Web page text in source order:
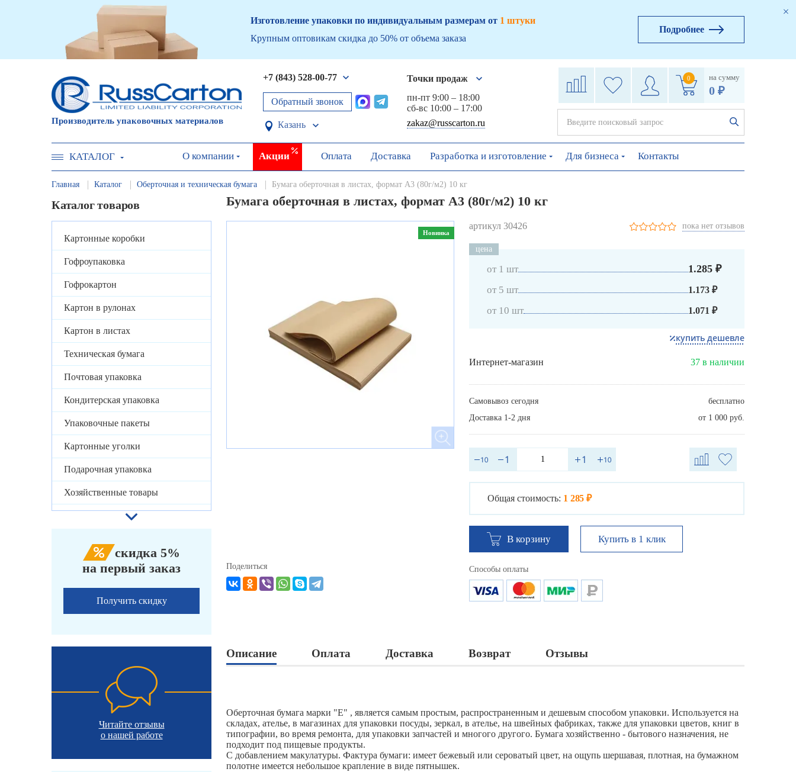
Изготовление упаковки по индивидуальным размерам от 1 штуки
Крупным оптовикам скидка до 50% от объема заказа
Подробнее
Производитель упаковочных материалов
+7 (843) 528-00-77
Обратный звонок
Казань
Точки продаж
пн-пт 9:00 – 18:00
сб-вс 10:00 – 17:00
zakaz@russcarton.ru
0 на сумму
0 ₽
КАТАЛОГ О компании Акции Оплата Доставка Разработка и изготовление Для бизнеса Контакты
Главная Каталог Оберточная и техническая бумага Бумага оберточная в листах, формат А3 (80г/м2) 10 кг
Каталог товаров
Картонные коробки
Гофроупаковка
Гофрокартон
Картон в рулонах
Картон в листах
Техническая бумага
Почтовая упаковка
Кондитерская упаковка
Упаковочные пакеты
Картонные уголки
Подарочная упаковка
Хозяйственные товары
скидка 5%
на первый заказ
Получить скидку
Читайте отзывы
о нашей работе
Бумага оберточная в листах, формат А3 (80г/м2) 10 кг
Новинка
артикул 30426 пока нет отзывов
цена
от 1 шт 1.285 ₽
от 5 шт 1.173 ₽
от 10 шт 1.071 ₽
купить дешевле
Интернет-магазин 37 в наличии
Самовывоз сегодня
бесплатно
Доставка 1-2 дня
от 1 000 руб.
Общая стоимость: 1 285 ₽
В корзину Купить в 1 клик
Поделиться Способы оплаты
Описание Оплата Доставка Возврат Отзывы
Оберточная бумага марки "Е" , является самым простым, распространенным и дешевым способом упаковки. Используется на
складах, ателье, в магазинах для упаковки посуды, зеркал, в ателье, на швейных фабриках, также для упаковки цветов, книг в
типографии, во время ремонта, для упаковки запчастей и многого другого. Бумага хозяйственно - бытового назначения, не
подходит под пищевые продукты.
С добавлением макулатуры. Фактура бумаги: имеет бежевый или сероватый цвет, на ощупь шершавая, плотная, на бумажном
полотне имеется небольшое крапление в виде пятнышек.